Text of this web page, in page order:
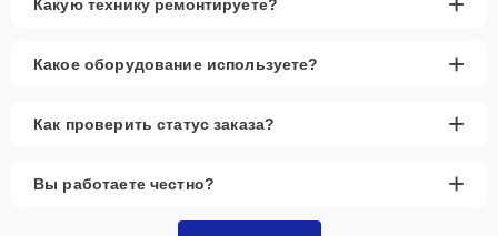
Какую технику ремонтируете?
Какое оборудование используете? +
Как проверить статус заказа? +
Вы работаете честно? +